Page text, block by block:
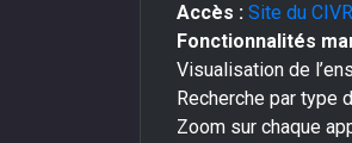
Accès : Site du
Fonctionnalités
Visualisation de
Recherche par type
Zoom sur chaque